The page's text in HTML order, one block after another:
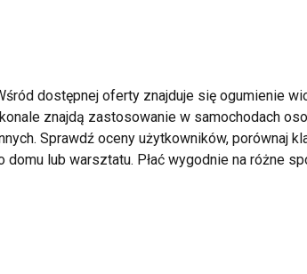
dostępnej oferty znajduje się ogumienie
znajdą zastosowanie w samochodach
Sprawdź oceny użytkowników, porównaj
lub warsztatu. Płać wygodnie na różne